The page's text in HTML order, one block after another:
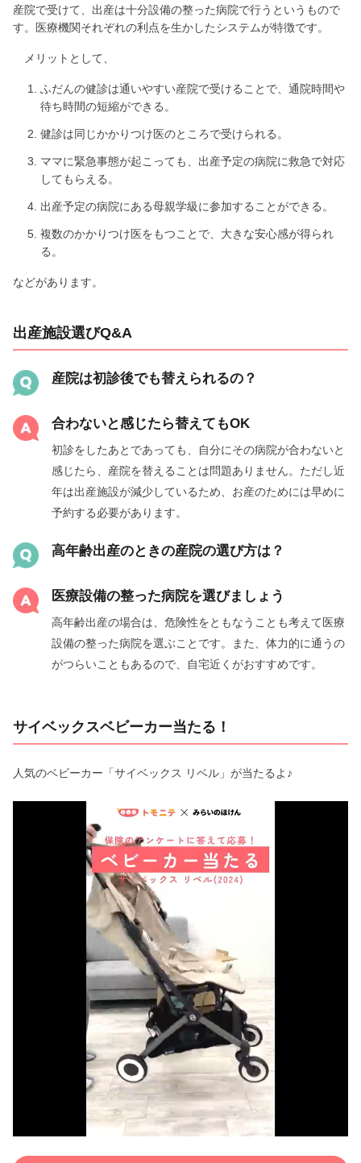
産院で受けて、出産は十分設備の整った病院で行うというもので
す。医療機関それぞれの利点を生かしたシステムが特徴です。
メリットとして、
ふだんの健診は通いやすい産院で受けることで、通院時間や
待ち時間の短縮ができる。
健診は同じかかりつけ医のところで受けられる。
ママに緊急事態が起こっても、出産予定の病院に救急で対応
してもらえる。
出産予定の病院にある母親学級に参加することができる。
複数のかかりつけ医をもつことで、大きな安心感が得られ
る。
などがあります。
出産施設選びQ&A
産院は初診後でも替えられるの？
合わないと感じたら替えてもOK
初診をしたあとであっても、自分にその病院が合わないと
感じたら、産院を替えることは問題ありません。ただし近
年は出産施設が減少しているため、お産のためには早めに
予約する必要があります。
高年齢出産のときの産院の選び方は？
医療設備の整った病院を選びましょう
高年齢出産の場合は、危険性をともなうことも考えて医療
設備の整った病院を選ぶことです。また、体力的に通うの
がつらいこともあるので、自宅近くがおすすめです。
サイベックスベビーカー当たる！
人気のベビーカー「サイベックス リベル」が当たるよ♪